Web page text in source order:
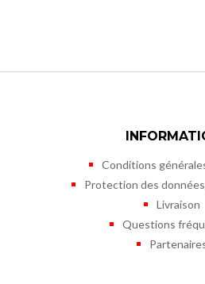
Conditions
Protection des
Livraison
Questions